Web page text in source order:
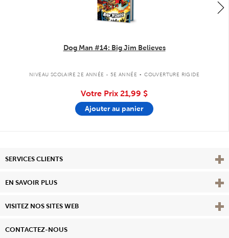
Dog Man #14: Big Jim Believes
NIVEAU SCOLAIRE 2E ANNÉE - 5E ANNÉE . COUVERTURE RIGIDE
Votre Prix 21,99 $
Ajouter au panier
SERVICES CLIENTS
EN SAVOIR PLUS View
VISITEZ NOS SITES WEB
CONTACTEZ-NOUS